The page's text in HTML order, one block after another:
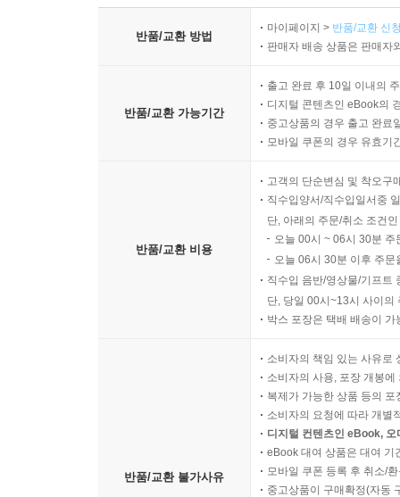
반품/교환 방법
마이페이지 > 반품/교환 신
판매자 배송 상품은 판매자
반품/교환 가능기간
출고 완료 후 10일 이내의
디지털 콘텐츠인 eBook의
중고상품의 경우 출고 완료
모바일 쿠폰의 경우 유효기
반품/교환 비용
고객의 단순변심 및 착오구
직수입양서/직수입일서중
단, 아래의 주문/취소 조건
오늘 00시 ~ 06시 30분
오늘 06시 30분 이후 주
직수입 음반/영상물/기프트
단, 당일 00시~13시 사이의
박스 포장은 택배 배송이
반품/교환 불가사유
소비자의 책임 있는 사유로
소비자의 사용, 포장 개봉
복제가 가능한 상품 등의
소비자의 요청에 따라 개별
디지털 컨텐츠인 eBook,
eBook 대여 상품은 대여 기
모바일 쿠폰 등록 후 취소/
중고상품이 구매확정(자동